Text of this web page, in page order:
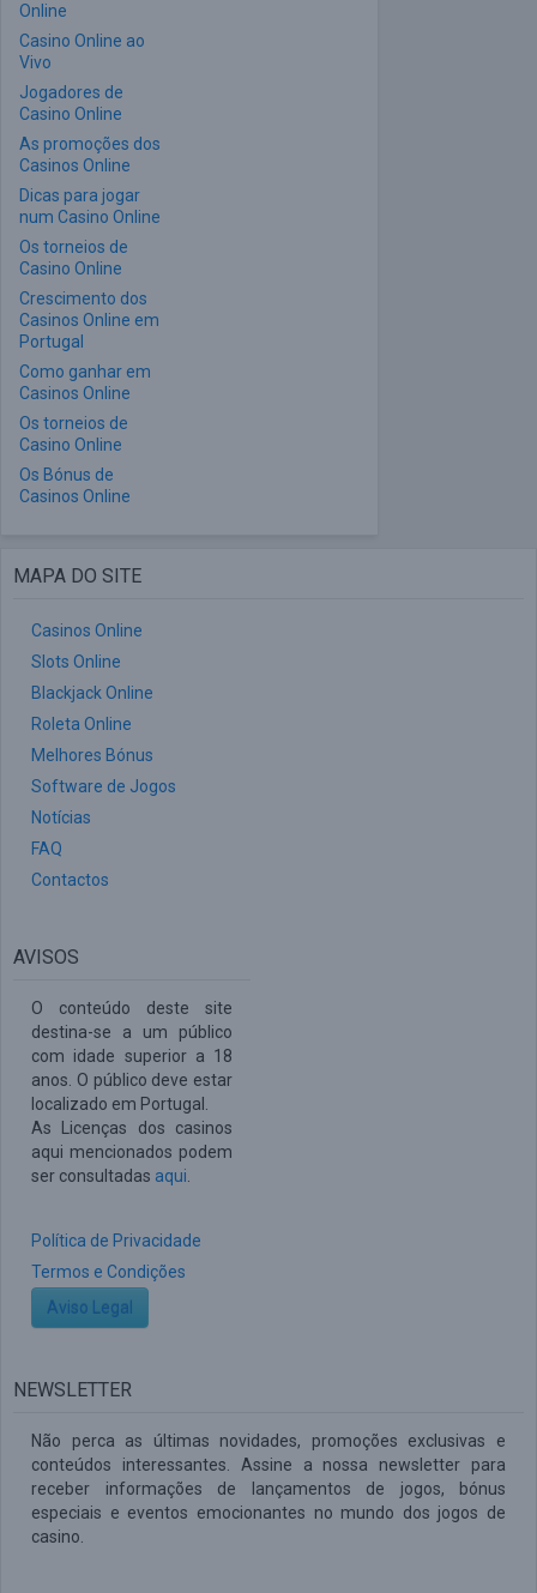
Online
Casino Online ao
Vivo
Jogadores de
Casino Online
As promoções dos
Casinos Online
Dicas para jogar
num Casino Online
Os torneios de
Casino Online
Crescimento dos
Casinos Online em
Portugal
Como ganhar em
Casinos Online
Os torneios de
Casino Online
Os Bónus de
Casinos Online
MAPA DO SITE
Casinos Online
Slots Online
Blackjack Online
Roleta Online
Melhores Bónus
Software de Jogos
Notícias
FAQ
Contactos
AVISOS
O conteúdo deste site
destina-se a um público
com idade superior a 18
anos. O público deve estar
localizado em Portugal.
As Licenças dos casinos
aqui mencionados podem
ser consultadas aqui
Política de Privacidade
Termos e Condições
Aviso Legal
NEWSLETTER
Não perca as últimas novidades, promoções exclusivas e
conteúdos interessantes. Assine a nossa newsletter para
receber informações de lançamentos de jogos, bónus
especiais e eventos emocionantes no mundo dos jogos de
casino.